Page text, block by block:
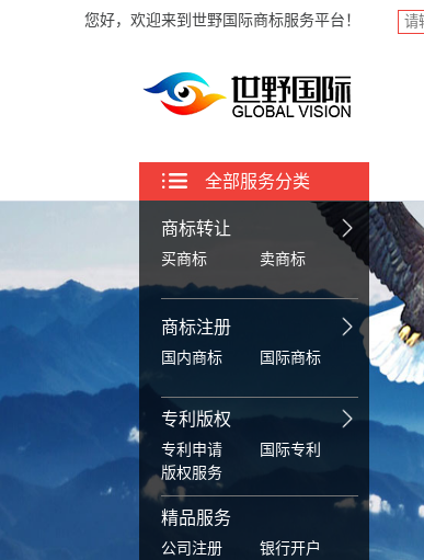
您好，欢迎来到世野国际商标服务平台！
全部服务分类
商标转让
买商标 卖商标
商标注册
国内商标 国际商标
专利版权
专利申请
国际专利
版权服务
精品服务
公司注册
银行开户